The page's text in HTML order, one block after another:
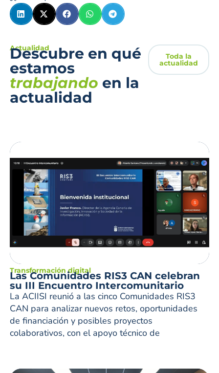
Actualidad
Descubre en qué
estamos
trabajando en la
actualidad
Toda la
actualidad
Transformación digital
Las Comunidades RIS3 CAN celebran
su III Encuentro Intercomunitario
La ACIISI reunió a las cinco Comunidades RIS3
CAN para analizar nuevos retos, oportunidades
de financiación y posibles proyectos
colaborativos, con el apoyo técnico de